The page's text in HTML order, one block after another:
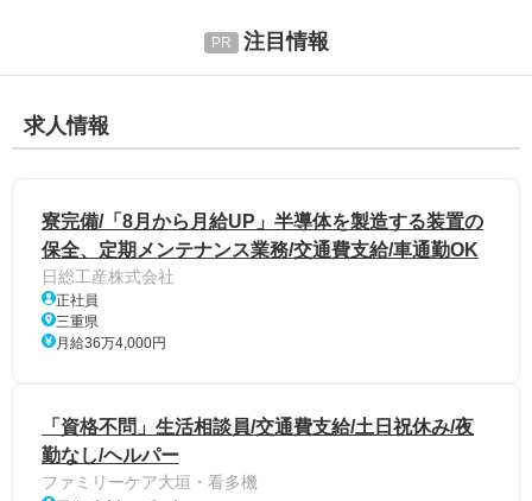
注目情報
求人情報
寮完備/「8月から月給UP」半導体を製造する装置の
保全、定期メンテナンス業務/交通費支給/車通勤OK
日総工産株式会社
正社員
三重県
月給36万4,000円
「資格不問」生活相談員/交通費支給/土日祝休み/夜
勤なし/ヘルパー
ファミリーケア大垣・看多機